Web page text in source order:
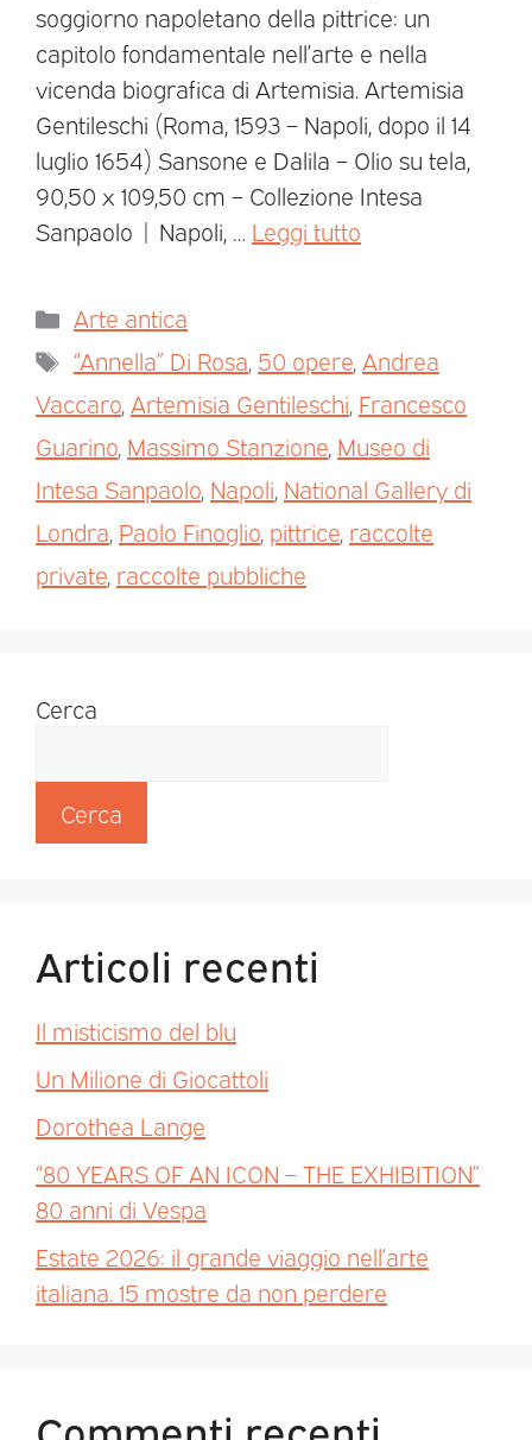
soggiorno napoletano della pittrice: un
capitolo fondamentale nell’arte e nella
vicenda biografica di Artemisia. Artemisia
Gentileschi (Roma, 1593 – Napoli, dopo il 14
luglio 1654) Sansone e Dalila – Olio su tela,
90,50 x 109,50 cm – Collezione Intesa
Sanpaolo | Napoli, … Leggi tutto
Arte antica
“Annella” Di Rosa, 50 opere, Andrea
Vaccaro, Artemisia Gentileschi, Francesco
Guarino, Massimo Stanzione, Museo di
Intesa Sanpaolo, Napoli, National Gallery di
Londra, Paolo Finoglio, pittrice, raccolte
private, raccolte pubbliche
Cerca
Cerca
Articoli recenti
Il misticismo del blu
Un Milione di Giocattoli
Dorothea Lange
“80 YEARS OF AN ICON – THE EXHIBITION”
80 anni di Vespa
Estate 2026: il grande viaggio nell’arte
italiana. 15 mostre da non perdere